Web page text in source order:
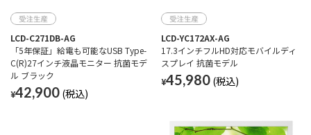
LCD-C271DB-AG
「5年保証」給電も可能なUSB Type-
C(R)27インチ液晶モニター 抗菌モデ
ル ブラック
¥42,900
LCD-YC172AX-AG
17.3インチフルHD対応モバイルディ
スプレイ 抗菌モデル
¥45,980